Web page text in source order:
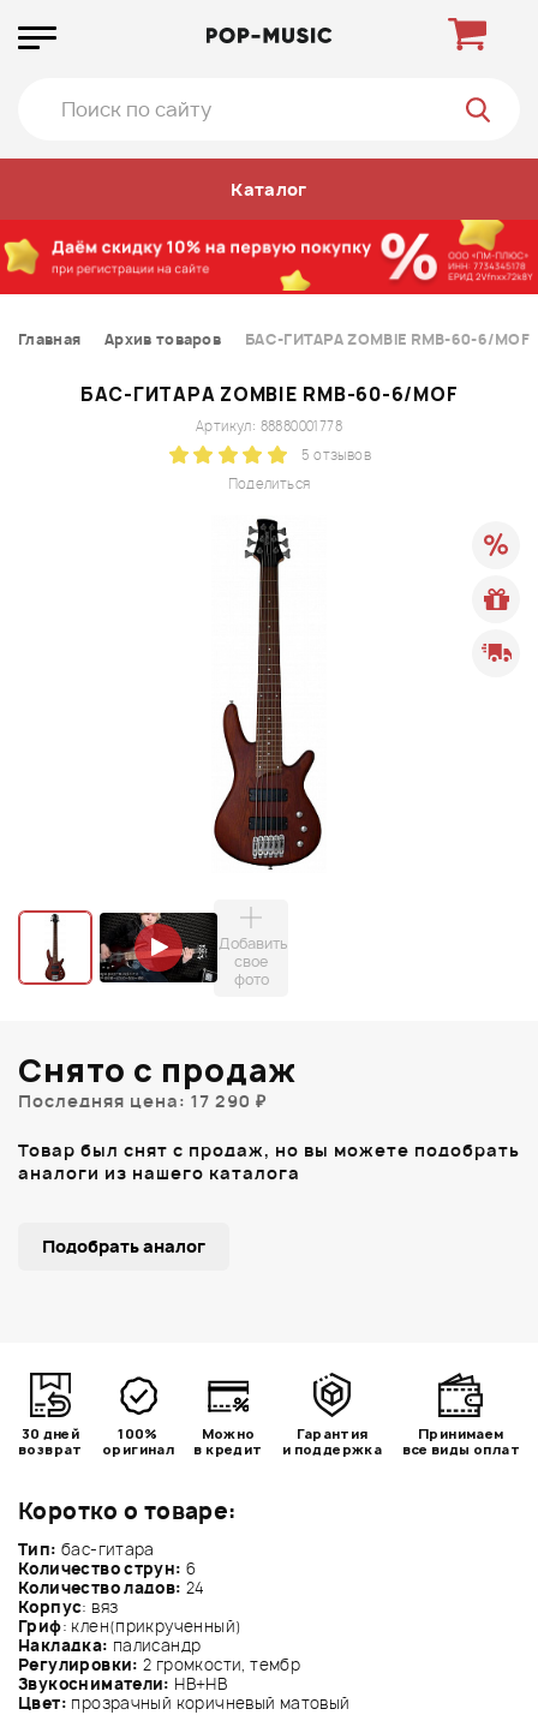
Каталог
Главная Архив товаров БАС-ГИТАРА ZOMBIE RMB-60-6/MOF
БАС-ГИТАРА ZOMBIE RMB-60-6/MOF
Поделиться
Артикул: 88880001778
5 отзывов
Добавить
свое
фото
Коротко о товаре:
Тип: бас-гитара
Количество струн: 6
Количество ладов: 24
Корпус: вяз
Гриф: клен(прикрученный)
Накладка: палисандр
Регулировки: 2 громкости, тембр
Звукосниматели: HB+HB
Цвет: прозрачный коричневый матовый
Снято с продаж
Последняя цена: 17 290 ₽
Товар был снят с продаж, но вы можете подобрать
аналоги из нашего каталога
Подобрать аналог
30 дней
возврат
100%
оригинал
Можно
в кредит
Гарантия
и поддержка
Принимаем
все виды оплат